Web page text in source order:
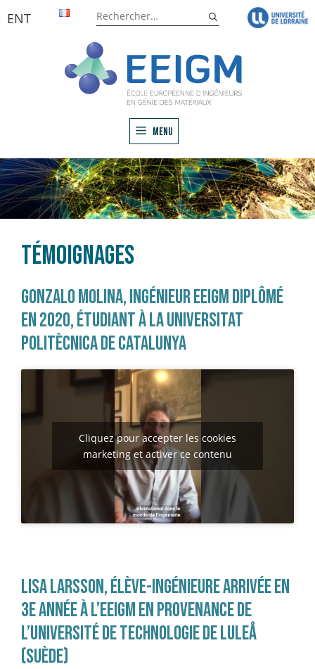
auENT Rechercher :
Menu
Témoignages
GONZALO MOLINA, INGÉNIEUR EEIGM DIPLÔMÉ
EN 2020, ÉTUDIANT À LA UNIVERSITAT
POLITÈCNICA DE CATALUNYA
Cliquez pour accepter les cookies
marketing et activer ce contenu
LISA LARSSON, ÉLÈVE-INGÉNIEURE ARRIVÉE EN
3E ANNÉE À L’EEIGM EN PROVENANCE DE
L’UNIVERSITÉ DE TECHNOLOGIE DE LULEÅ
(SUÈDE)